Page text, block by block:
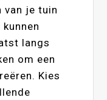
van je tuin
langs
om een
Kies